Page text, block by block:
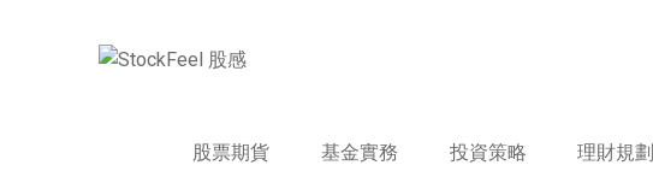
股票期貨 基金實務 投資策略 理財規劃